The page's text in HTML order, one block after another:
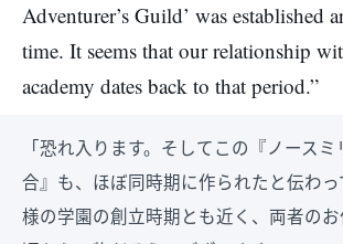
Adventurer’s Guild’ was established
time. It seems that our relationship
academy dates back to that period.”
「恐れ入ります。そしてこの『ノース
合』も、ほぼ同時期に作られたと伝わ
様の学園の創立時期とも近く、両者の